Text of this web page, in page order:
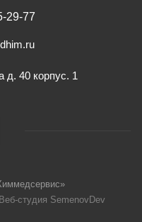
29-77
д. 40 корпус. 1
Веб-студия SemenovDev